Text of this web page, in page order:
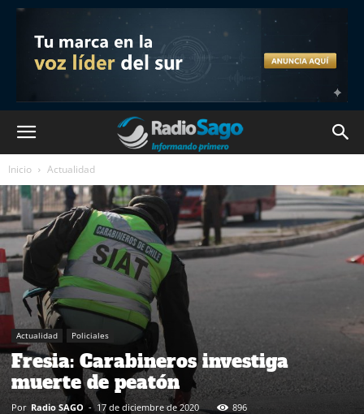
Inicio Actualidad
Actualidad Policiales
Fresia: Carabineros investiga
muerte de peatón
Por Radio SAGO - 17 de diciembre de 2020 896